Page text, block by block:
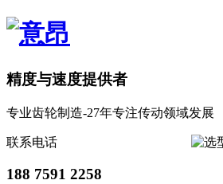
精度与速度提供者
专业齿轮制造-27年专注传动领域发展
联系电话
188 7591 2258